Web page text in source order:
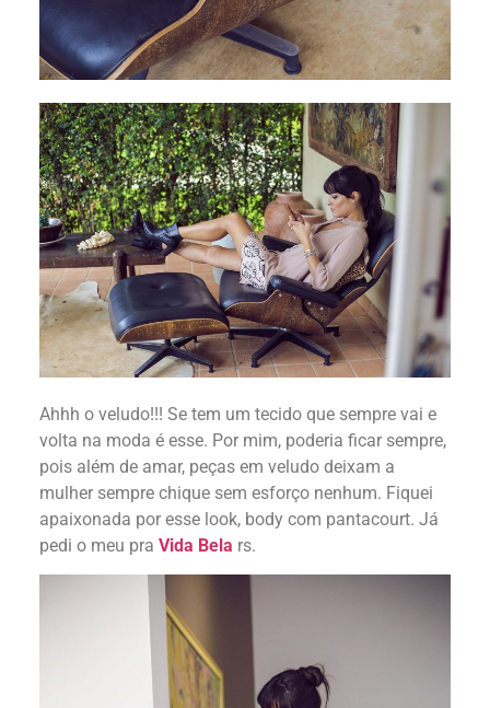
Ahhh o veludo!!! Se tem um tecido que sempre vai e
volta na moda é esse. Por mim, poderia ficar sempre,
pois além de amar, peças em veludo deixam a
mulher sempre chique sem esforço nenhum. Fiquei
apaixonada por esse look, body com pantacourt. Já
pedi o meu pra Vida Bela rs.